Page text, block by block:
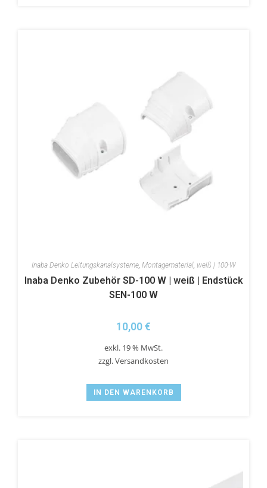
Inaba Denko Leitungskanalsysteme, Montagematerial, weiß | 100-W
Inaba Denko Zubehör SD-100 W | weiß | Endstück
SEN-100 W
10,00€
exkl. 19 % MwSt.
zzgl.Versandkosten
IN DEN WARENKORB